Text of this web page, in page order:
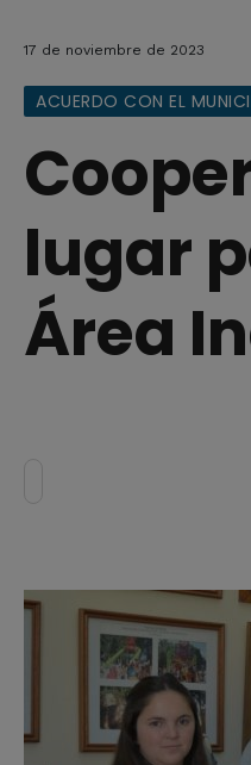
17 de noviembre de 2023
ACUERDO CON EL
lugar
Área